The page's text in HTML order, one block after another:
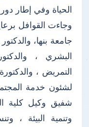
الحياة وفي إطار
وجاءت القوافل
جامعة بنها،
البشري ،
التمريض ،
لشئون خدمة
شفيق وكيل كلية
وتنمية البيئة ،